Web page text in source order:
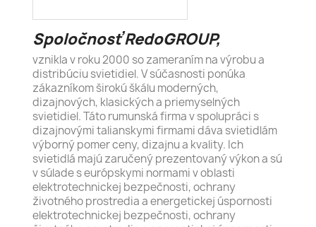
Spoločnosť RedoGROUP,
vznikla v roku 2000 so zameraním na výrobu a
distribúciu svietidiel. V súčasnosti ponúka
zákazníkom širokú škálu moderných,
dizajnových, klasických a priemyselných
svietidiel. Táto rumunská firma v spolupráci s
dizajnovými talianskymi firmami dáva svietidlám
výborný pomer ceny, dizajnu a kvality. Ich
svietidlá majú zaručený prezentovaný výkon a sú
v súlade s európskymi normami v oblasti
elektrotechnickej bezpečnosti, ochrany
životného prostredia a energetickej úspornosti
elektrotechnickej bezpečnosti, ochrany